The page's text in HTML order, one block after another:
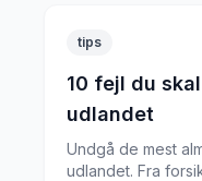
tips
10 fejl du
udlandet
Undgå de mest
udlandet. Fra